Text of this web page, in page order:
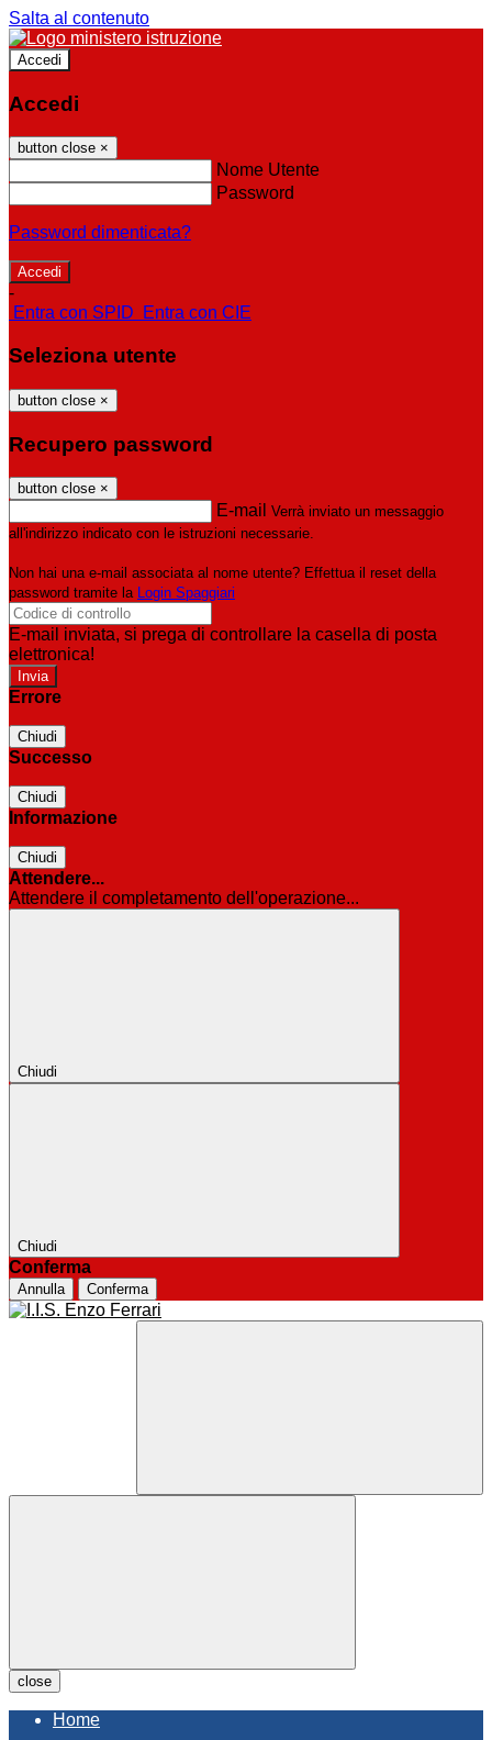
Salta al contenuto
Accedi
Accedi
button close ×
Nome Utente
Password
Password dimenticata?
-
Entra con SPID
Entra con CIE
Seleziona utente
button close ×
Recupero password
button close ×
E-mail Verrà inviato un messaggio
all'indirizzo indicato con le istruzioni necessarie.
Non hai una e-mail associata al nome utente? Effettua il reset della
password tramite la Login Spaggiari
E-mail inviata, si prega di controllare la casella di posta
elettronica!
Errore
Chiudi
Successo
Chiudi
Informazione
Chiudi
Attendere...
Attendere il completamento dell'operazione...
Chiudi
Chiudi
Conferma
Annulla Conferma
close
Home